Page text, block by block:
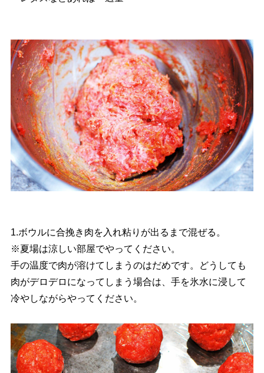
1.ボウルに合挽き肉を入れ粘りが出るまで混ぜる。
※夏場は涼しい部屋でやってください。
手の温度で肉が溶けてしまうのはだめです。どうしても
肉がデロデロになってしまう場合は、手を氷水に浸して
冷やしながらやってください。